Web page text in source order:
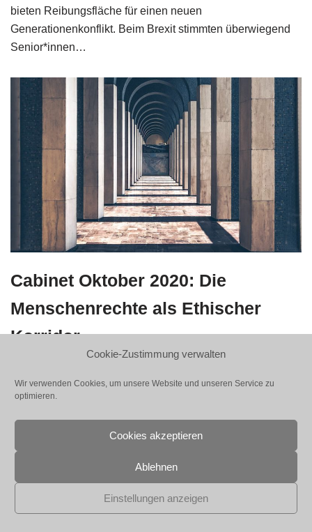
Cookie-Zustimmung verwalten
Wir verwenden Cookies, um unsere Website und unseren Service zu
optimieren.
Cookies akzeptieren
Ablehnen
Einstellungen anzeigen
bieten Reibungsfläche für einen neuen
Generationenkonflikt. Beim Brexit stimmten überwiegend
Senior*innen…
Cabinet Oktober 2020: Die
Menschenrechte als Ethischer
Korridor
Denk ich an die Menschenrechte, beginnt mein Gehirn zu
steigen auf und Sorgenwolken verdichten sich. Seit
Menschengedenken ist unser Geschlecht von
Ungerechtigkeit, Ausbeutung, Gewalt,…